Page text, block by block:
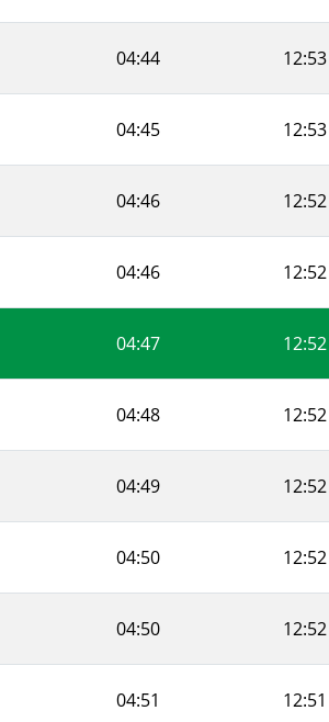
04:44 12:53
04:45 12:53
04:46 12:52
04:46 12:52
04:47 12:52
04:48 12:52
04:49 12:52
04:50 12:52
04:50 12:52
04:51 12:51